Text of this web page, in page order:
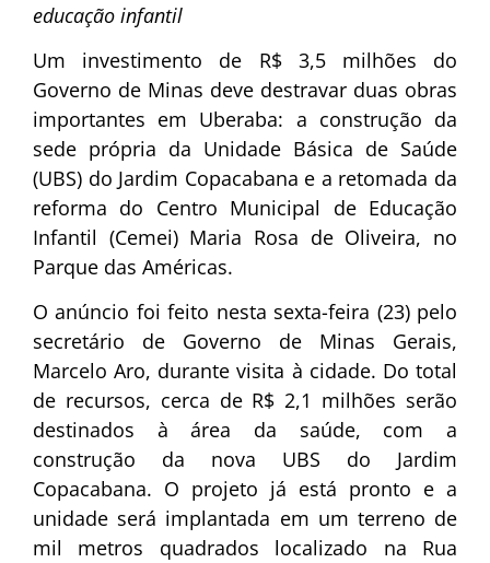
educação infantil
Um investimento de R$ 3,5 milhões do
Governo de Minas deve destravar duas obras
importantes em Uberaba: a construção da
sede própria da Unidade Básica de Saúde
(UBS) do Jardim Copacabana e a retomada da
reforma do Centro Municipal de Educação
Infantil (Cemei) Maria Rosa de Oliveira, no
Parque das Américas.
O anúncio foi feito nesta sexta-feira (23) pelo
secretário de Governo de Minas Gerais,
Marcelo Aro, durante visita à cidade. Do total
de recursos, cerca de R$ 2,1 milhões serão
destinados à área da saúde, com a
construção da nova UBS do Jardim
Copacabana. O projeto já está pronto e a
unidade será implantada em um terreno de
mil metros quadrados localizado na Rua